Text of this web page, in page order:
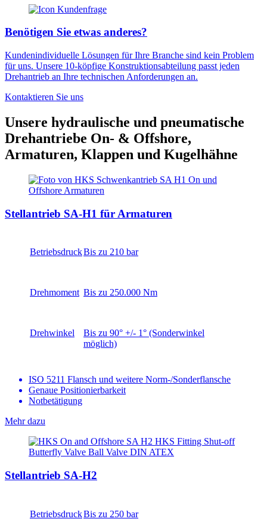
Benötigen Sie etwas anderes?
Kundenindividuelle Lösungen für Ihre Branche sind kein Problem
für uns. Unsere 10-köpfige Konstruktionsabteilung passt jeden
Drehantrieb an Ihre technischen Anforderungen an.
Kontaktieren Sie uns
Unsere hydraulische und pneumatische
Drehantriebe On- & Offshore,
Armaturen, Klappen und Kugelhähne
Stellantrieb SA-H1 für Armaturen
BetriebsdruckBis zu 210 bar
Drehmoment Bis zu 250.000 Nm
Drehwinkel
Bis zu 90° +/- 1° (Sonderwinkel
möglich)
ISO 5211 Flansch und weitere Norm-/Sonderflansche
Genaue Positionierbarkeit
Notbetätigung
Mehr dazu
Stellantrieb SA-H2
BetriebsdruckBis zu 250 bar